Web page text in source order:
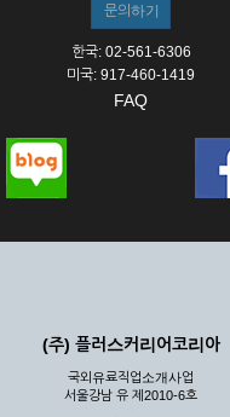
한국: 02-561-6306
미국: 917-460-1419
FAQ
(주) 플러스커리어코리아
국외유료직업소개사업
서울강남 유 제2010-6호